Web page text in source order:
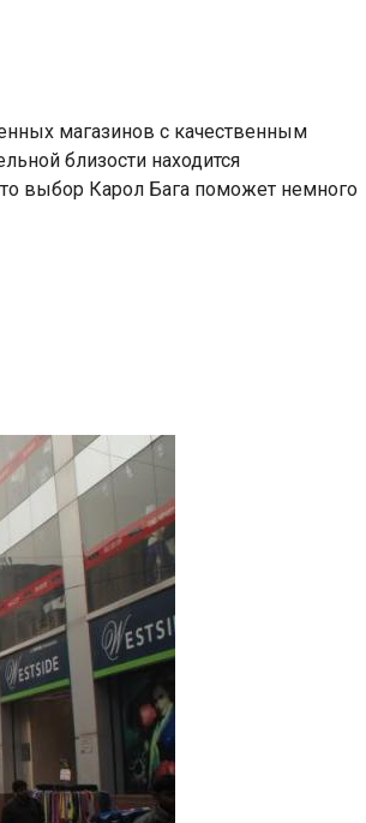
магазинов с качественным
близости находится
то выбор Карол Бага поможет немного